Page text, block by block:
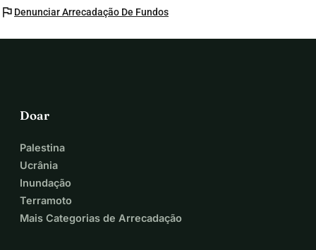
flag Denunciar Arrecadação De Fundos
Doar
Palestina
Ucrânia
Inundação
Terramoto
Mais Categorias de Arrecadação